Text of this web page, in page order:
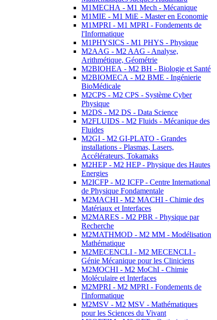
M1MECHA - M1 Mech - Mécanique
M1MIE - M1 MiE - Master en Economie
M1MPRI - M1 MPRI - Fondements de
l'Informatique
M1PHYSICS - M1 PHYS - Physique
M2AAG - M2 AAG - Analyse,
Arithmétique, Géométrie
M2BIOHEA - M2 BH - Biologie et Santé
M2BIOMECA - M2 BME - Ingénierie
BioMédicale
M2CPS - M2 CPS - Système Cyber
Physique
M2DS - M2 DS - Data Science
M2FLUIDS - M2 Fluids - Mécanique des
Fluides
M2GI - M2 GI-PLATO - Grandes
installations - Plasmas, Lasers,
Accélérateurs, Tokamaks
M2HEP - M2 HEP - Physique des Hautes
Energies
M2ICFP - M2 ICFP - Centre International
de Physique Fondamentale
M2MACHI - M2 MACHI - Chimie des
Matériaux et Interfaces
M2MARES - M2 PBR - Physique par
Recherche
M2MATHMOD - M2 MM - Modélisation
Mathématique
M2MECENCLI - M2 MECENCLI -
Génie Mécanique pour les Cliniciens
M2MOCHI - M2 MoChI - Chimie
Moléculaire et Interfaces
M2MPRI - M2 MPRI - Fondements de
l'Informatique
M2MSV - M2 MSV - Mathématiques
pour les Sciences du Vivant